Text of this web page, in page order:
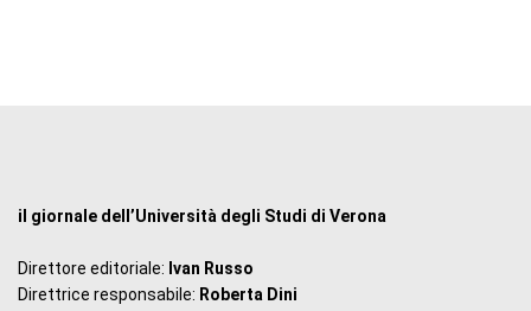
il giornale dell’Università degli Studi di Verona
Direttore editoriale: Ivan Russo
Direttrice responsabile: Roberta Dini